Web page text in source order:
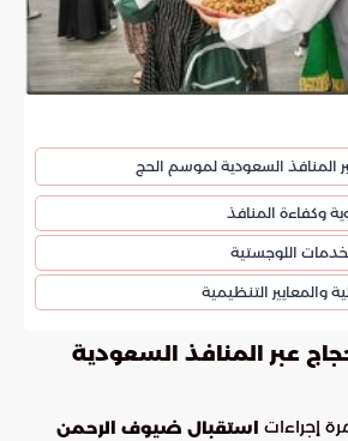
المنافذ السعودية لموسم الحج
وكفاءة المنافذ
اللوجستية
والمعايير التنظيمية
عبر المنافذ السعودية
إجراءات استقبال ضيوف الرحمن